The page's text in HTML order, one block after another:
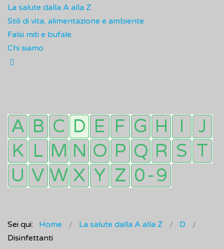
La salute dalla A alla Z
Stili di vita, alimentazione e ambiente
Falsi miti e bufale
Chi siamo
Sei qui: Home La salute dalla A alla Z
D
Disinfettanti